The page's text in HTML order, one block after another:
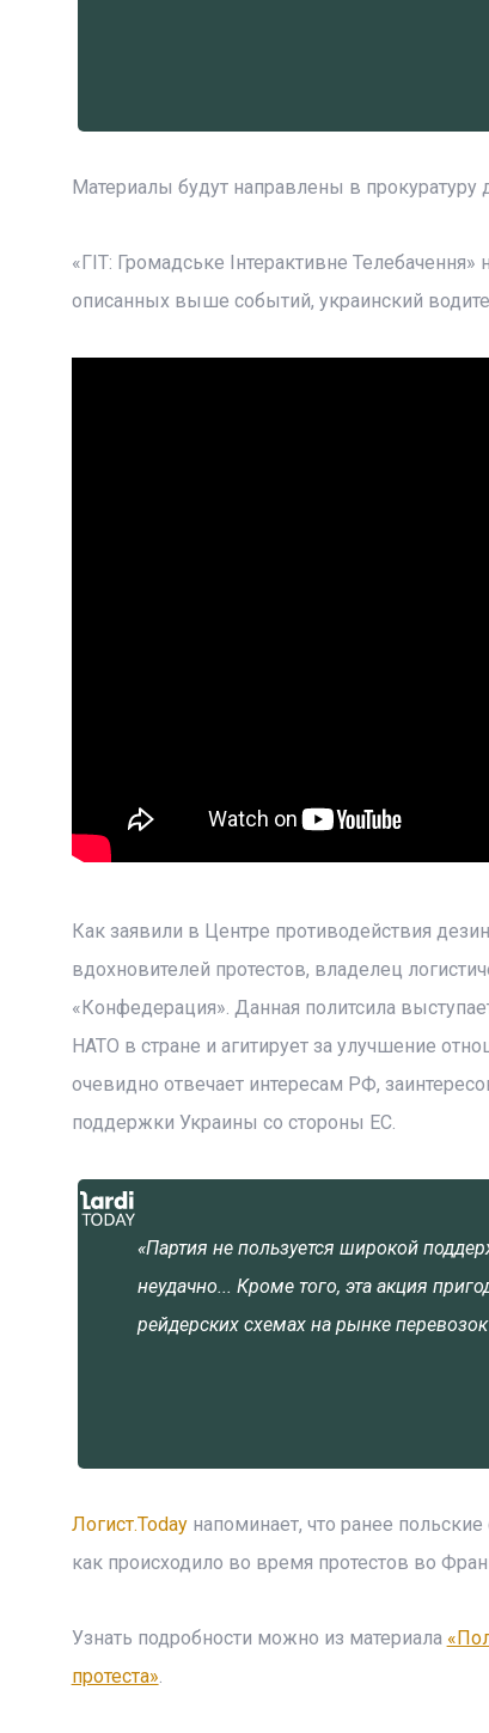
Материалы будут направлены в прокуратуру
«ГІТ: Громадське Інтерактивне
описанных выше событий, украинский
Как заявили в Центре противодействия
вдохновителей протестов, владелец
«Конфедерация». Данная политсила
НАТО в стране и агитирует за улучшение
очевидно отвечает интересам РФ,
поддержки Украины со стороны ЕС.
«Партия не пользуется широкой
неудачно... Кроме того, эта акция
рейдерских схемах на рынке
Логист.Todayнапоминает, что ранее
как происходило во время протестов во
Узнать подробности можно из материала
протеста».